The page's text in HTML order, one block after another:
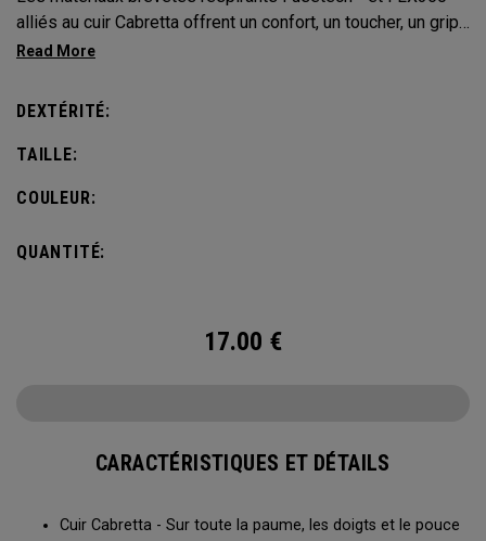
alliés au cuir Cabretta offrent un confort, un toucher, un grip
et une longévité d’exception.
DEXTÉRITÉ:
TAILLE:
COULEUR:
QUANTITÉ:
17.00 €
CARACTÉRISTIQUES ET DÉTAILS
Cuir Cabretta - Sur toute la paume, les doigts et le pouce